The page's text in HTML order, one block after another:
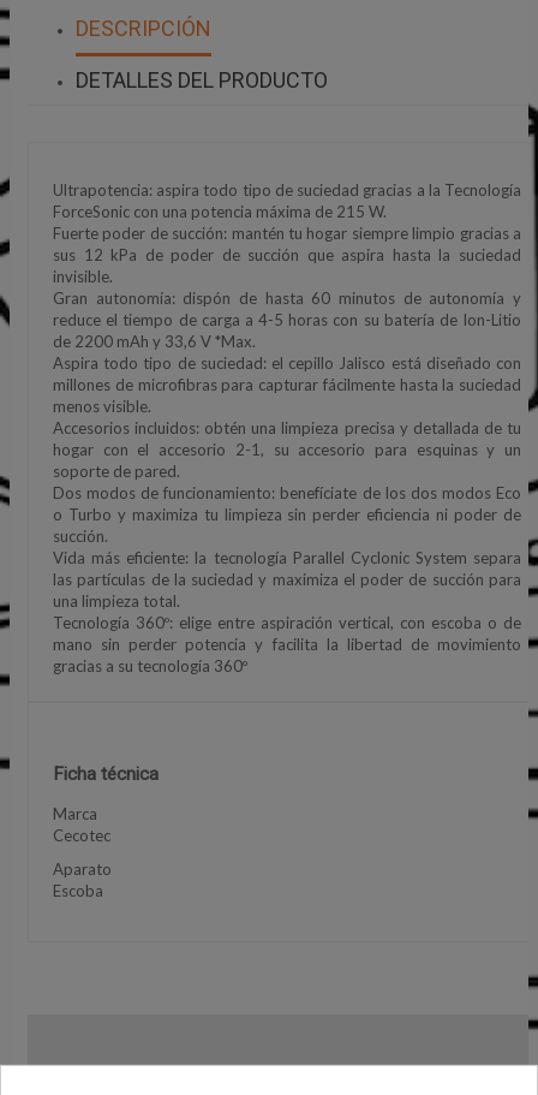
DESCRIPCIÓN
DETALLES DEL PRODUCTO
Ultrapotencia: aspira todo tipo de suciedad gracias a la Tecnología
ForceSonic con una potencia máxima de 215 W.
Fuerte poder de succión: mantén tu hogar siempre limpio gracias a
sus 12 kPa de poder de succión que aspira hasta la suciedad
invisible.
Gran autonomía: dispón de hasta 60 minutos de autonomía y
reduce el tiempo de carga a 4-5 horas con su batería de Ion-Litio
de 2200 mAh y 33,6 V *Max.
Aspira todo tipo de suciedad: el cepillo Jalisco está diseñado con
millones de microfibras para capturar fácilmente hasta la suciedad
menos visible.
Accesorios incluidos: obtén una limpieza precisa y detallada de tu
hogar con el accesorio 2-1, su accesorio para esquinas y un
soporte de pared.
Dos modos de funcionamiento: benefíciate de los dos modos Eco
o Turbo y maximiza tu limpieza sin perder eficiencia ni poder de
succión.
Vida más eficiente: la tecnología Parallel Cyclonic System separa
las partículas de la suciedad y maximiza el poder de succión para
una limpieza total.
Tecnología 360º: elige entre aspiración vertical, con escoba o de
mano sin perder potencia y facilita la libertad de movimiento
gracias a su tecnología 360º
Ficha técnica
Marca
Cecotec
Aparato
Escoba